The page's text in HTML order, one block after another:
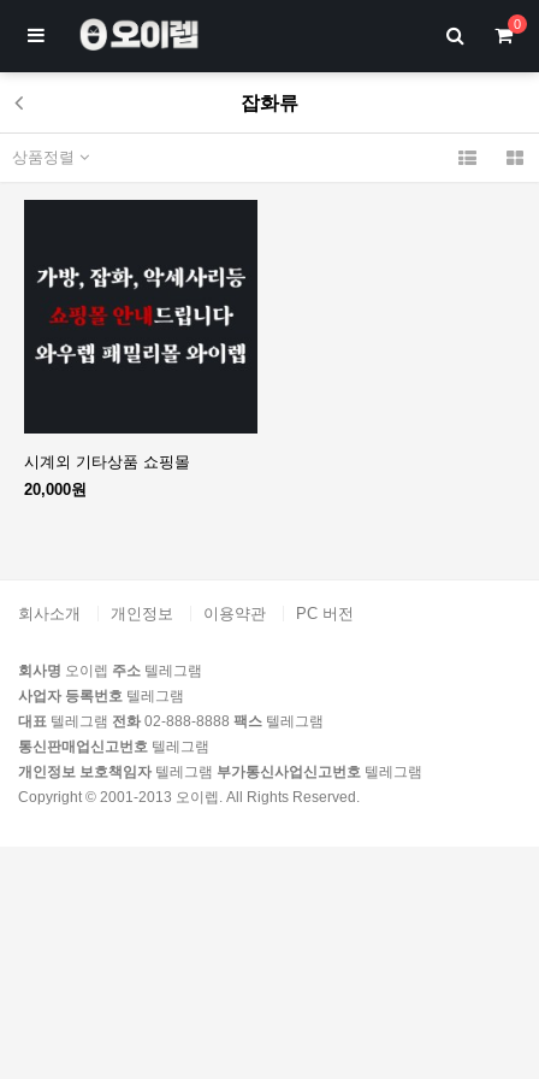
0
잡화류
상품정렬
시계외 기타상품 쇼핑몰
20,000원
회사소개 개인정보 이용약관 PC 버전
회사명 오이렙 주소 텔레그램
사업자 등록번호 텔레그램
대표 텔레그램 전화 02-888-8888 팩스 텔레그램
통신판매업신고번호 텔레그램
개인정보 보호책임자 텔레그램 부가통신사업신고번호 텔레그램
Copyright © 2001-2013 오이렙. All Rights Reserved.